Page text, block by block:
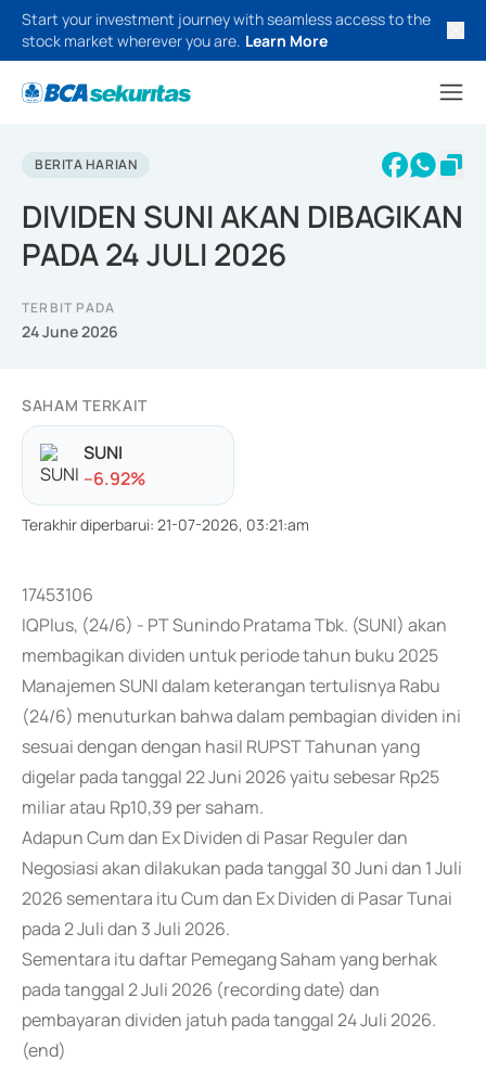
Start your investment journey with seamless access to the
stock market wherever you are. Learn More
BERITA HARIAN
DIVIDEN SUNI AKAN DIBAGIKAN
PADA 24 JULI 2026
TERBIT PADA
24 June 2026
SAHAM TERKAIT
SUNI
--6.92%
Terakhir diperbarui: 21-07-2026, 03:21:am
17453106
IQPlus, (24/6) - PT Sunindo Pratama Tbk. (SUNI) akan
membagikan dividen untuk periode tahun buku 2025
Manajemen SUNI dalam keterangan tertulisnya Rabu
(24/6) menuturkan bahwa dalam pembagian dividen ini
sesuai dengan dengan hasil RUPST Tahunan yang
digelar pada tanggal 22 Juni 2026 yaitu sebesar Rp25
miliar atau Rp10,39 per saham.
Adapun Cum dan Ex Dividen di Pasar Reguler dan
Negosiasi akan dilakukan pada tanggal 30 Juni dan 1 Juli
2026 sementara itu Cum dan Ex Dividen di Pasar Tunai
pada 2 Juli dan 3 Juli 2026.
Sementara itu daftar Pemegang Saham yang berhak
pada tanggal 2 Juli 2026 (recording date) dan
pembayaran dividen jatuh pada tanggal 24 Juli 2026.
(end)